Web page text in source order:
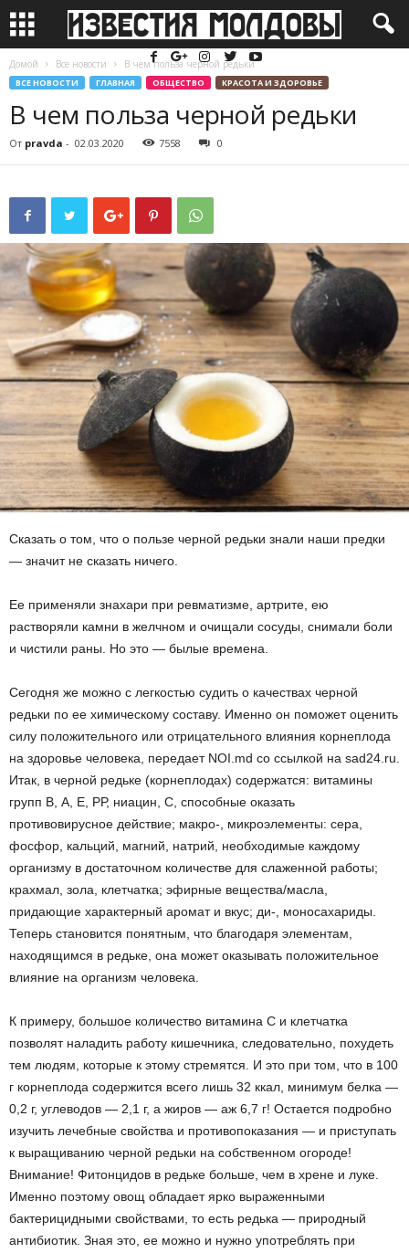
Домой Все новости В чем польза черной редьки
ВСЕ НОВОСТИ ГЛАВНАЯ ОБЩЕСТВО КРАСОТА И ЗДОРОВЬЕ
В чем польза черной редьки
От pravda - 02.03.2020 7558 0
Сказать о том, что о пользе черной редьки знали наши предки
— значит не сказать ничего.
Ее применяли знахари при ревматизме, артрите, ею
растворяли камни в желчном и очищали сосуды, снимали боли
и чистили раны. Но это — былые времена.
Сегодня же можно с легкостью судить о качествах черной
редьки по ее химическому составу. Именно он поможет оценить
силу положительного или отрицательного влияния корнеплода
на здоровье человека, передает NOI.md со ссылкой на sad24.ru.
Итак, в черной редьке (корнеплодах) содержатся: витамины
групп В, А, Е, РР, ниацин, С, способные оказать
противовирусное действие; макро-, микроэлементы: сера,
фосфор, кальций, магний, натрий, необходимые каждому
организму в достаточном количестве для слаженной работы;
крахмал, зола, клетчатка; эфирные вещества/масла,
придающие характерный аромат и вкус; ди-, моносахариды.
Теперь становится понятным, что благодаря элементам,
находящимся в редьке, она может оказывать положительное
влияние на организм человека.
К примеру, большое количество витамина С и клетчатка
позволят наладить работу кишечника, следовательно, похудеть
тем людям, которые к этому стремятся. И это при том, что в 100
г корнеплода содержится всего лишь 32 ккал, минимум белка —
0,2 г, углеводов — 2,1 г, а жиров — аж 6,7 г! Остается подробно
изучить лечебные свойства и противопоказания — и приступать
к выращиванию черной редьки на собственном огороде!
Внимание! Фитонцидов в редьке больше, чем в хрене и луке.
Именно поэтому овощ обладает ярко выраженными
бактерицидными свойствами, то есть редька — природный
антибиотик. Зная это, ее можно и нужно употреблять при